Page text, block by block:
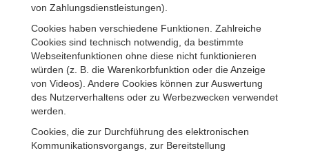
von Zahlungsdienstleistungen).
Cookies haben verschiedene Funktionen. Zahlreiche
Cookies sind technisch notwendig, da bestimmte
Webseitenfunktionen ohne diese nicht funktionieren
würden (z. B. die Warenkorbfunktion oder die Anzeige
von Videos). Andere Cookies können zur Auswertung
des Nutzerverhaltens oder zu Werbezwecken verwendet
werden.
Cookies, die zur Durchführung des elektronischen
Kommunikationsvorgangs, zur Bereitstellung